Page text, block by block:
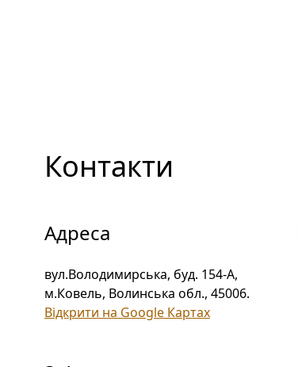
Контакти
Адреса
вул.Володимирська, буд. 154-А,
м.Ковель, Волинська обл., 45006.
Відкрити на Google Картах